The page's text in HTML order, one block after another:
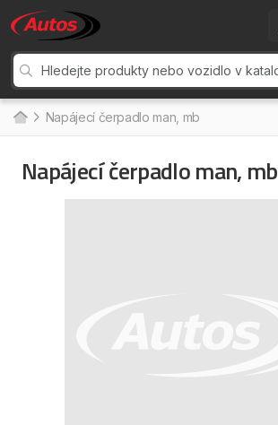
Napájecí čerpadlo man, mb
Napájecí čerpadlo man, mb